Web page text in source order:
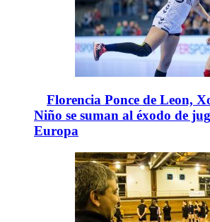
Florencia Ponce de Leon,
Niño se suman al éxodo de
Europa